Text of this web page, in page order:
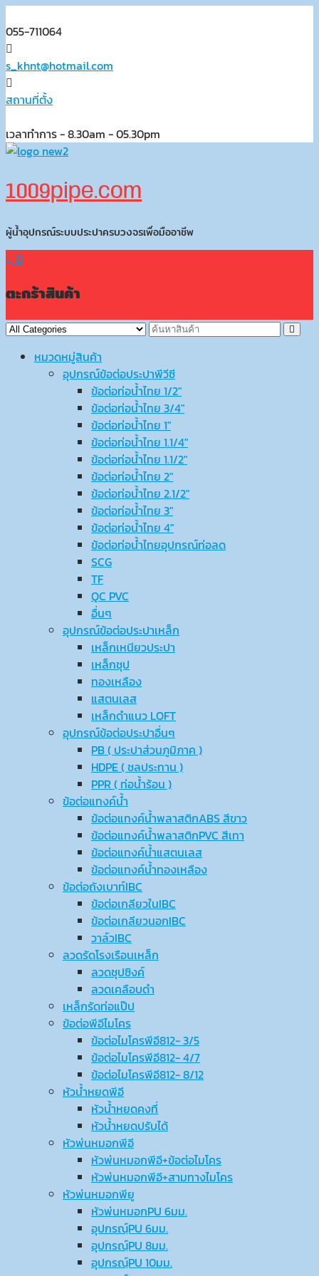
to
content
055-711064
s_khnt@hotmail.com
สถานที่ตั้ง
เวลาทำการ - 8.30am - 05.30pm
1009pipe.com
ผู้น้ำอุปกรณ์ระบบประปาครบวงจรเพื่อมืออาชีพ
0
ตะกร้าสินค้า
หมวดหมู่สินค้า
อุปกรณ์ข้อต่อประปาพีวีซี
ข้อต่อท่อน้ำไทย 1/2″
ข้อต่อท่อน้ำไทย 3/4″
ข้อต่อท่อน้ำไทย 1″
ข้อต่อท่อน้ำไทย 1.1/4″
ข้อต่อท่อน้ำไทย 1.1/2″
ข้อต่อท่อน้ำไทย 2″
ข้อต่อท่อน้ำไทย 2.1/2″
ข้อต่อท่อน้ำไทย 3″
ข้อต่อท่อน้ำไทย 4″
ข้อต่อท่อน้ำไทยอุปกรณ์ท่อลด
SCG
TF
QC PVC
อื่นๆ
อุปกรณ์ข้อต่อประปาเหล็ก
เหล็กเหนียวประปา
เหล็กชุป
ทองเหลือง
แสตนเลส
เหล็กดำแนว LOFT
อุปกรณ์ข้อต่อประปาอื่นๆ
PB ( ประปาส่วนภูมิภาค )
HDPE ( ชลประทาน )
PPR ( ท่อน้ำร้อน )
ข้อต่อแทงค์น้ำ
ข้อต่อแทงค์น้ำพลาสติกABS สีขาว
ข้อต่อแทงค์น้ำพลาสติกPVC สีเทา
ข้อต่อแทงค์น้ำแสตนเลส
ข้อต่อแทงค์น้ำทองเหลือง
ข้อต่อถังเบาท์IBC
ข้อต่อเกลียวในIBC
ข้อต่อเกลียวนอกIBC
วาล์วIBC
ลวดรัดโรงเรือนเหล็ก
ลวดชุปซิงค์
ลวดเคลือบดำ
เหล็กรัดท่อแป๊ป
ข้อต่อพีอีไมโคร
ข้อต่อไมโครพีอี812- 3/5
ข้อต่อไมโครพีอี812- 4/7
ข้อต่อไมโครพีอี812- 8/12
หัวน้ำหยดพีอี
หัวน้ำหยดคงที่
หัวน้ำหยดปรับได้
หัวพ่นหมอกพีอี
หัวพ่นหมอกพีอี+ข้อต่อไมโคร
หัวพ่นหมอกพีอี+สามทางไมโคร
หัวพ่นหมอกพียู
หัวพ่นหมอกPU 6มม.
อุปกรณ์ฺPU 6มม.
อุปกรณ์ฺPU 8มม.
อุปกรณ์ฺPU 10มม.